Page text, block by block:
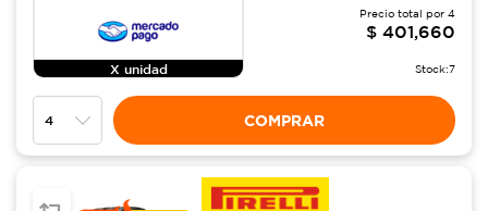
X unidad
Precio total por 4
$ 401,660
Stock:7
COMPRAR